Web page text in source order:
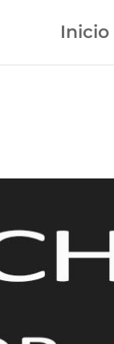
Inicio